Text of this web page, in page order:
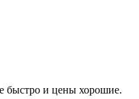
быстро и цены хорошие.